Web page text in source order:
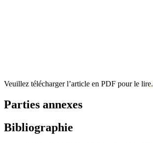
Veuillez télécharger l’article en PDF pour le lire.
Parties annexes
Bibliographie